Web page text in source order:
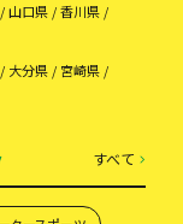
山口県
香川県
大分県
宮崎県
すべて